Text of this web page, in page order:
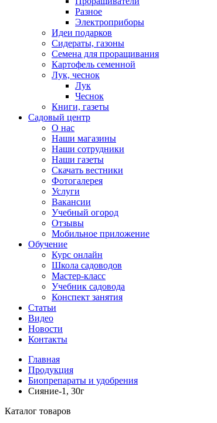
Разное
Электроприборы
Идеи подарков
Сидераты, газоны
Семена для проращивания
Картофель семенной
Лук, чеснок
Лук
Чеснок
Книги, газеты
Садовый центр
О нас
Наши магазины
Наши сотрудники
Наши газеты
Скачать вестники
Фотогалерея
Услуги
Вакансии
Учебный огород
Отзывы
Мобильное приложение
Обучение
Курс онлайн
Школа садоводов
Мастер-класс
Учебник садовода
Конспект занятия
Статьи
Видео
Новости
Контакты
Главная
Продукция
Биопрепараты и удобрения
Сияние-1, 30г
Каталог товаров